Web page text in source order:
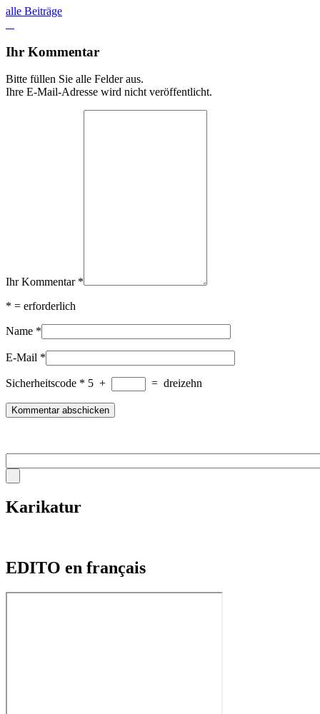
alle Beiträge
Ihr Kommentar
Bitte füllen Sie alle Felder aus.
Ihre E-Mail-Adresse wird nicht veröffentlicht.
Ihr Kommentar *
* = erforderlich
Name *
E-Mail *
Sicherheitscode * 5 + = dreizehn
Karikatur
EDITO en français